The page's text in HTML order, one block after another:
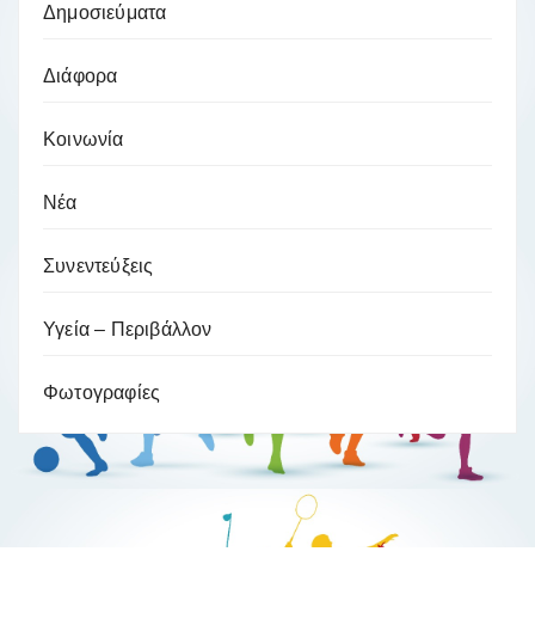
Δημοσιεύματα
Διάφορα
Κοινωνία
Νέα
Συνεντεύξεις
Υγεία – Περιβάλλον
Φωτογραφίες